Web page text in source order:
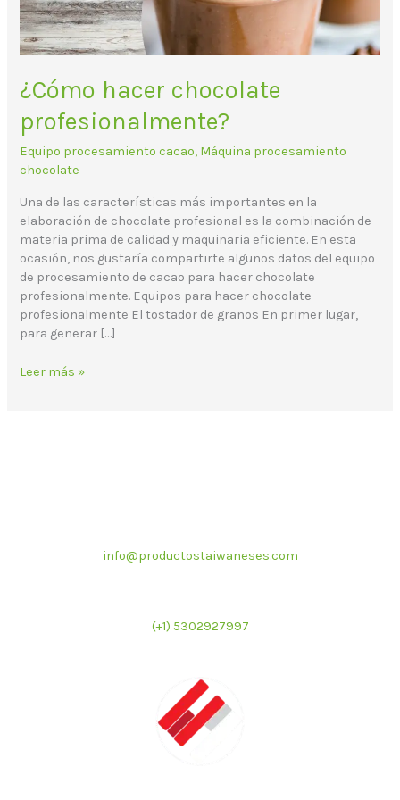
¿Cómo hacer chocolate
profesionalmente?
Equipo procesamiento cacao, Máquina procesamiento
chocolate
Una de las características más importantes en la
elaboración de chocolate profesional es la combinación de
materia prima de calidad y maquinaria eficiente. En esta
ocasión, nos gustaría compartirte algunos datos del equipo
de procesamiento de cacao para hacer chocolate
profesionalmente. Equipos para hacer chocolate
profesionalmente El tostador de granos En primer lugar,
para generar […]
Leer más »
info@productostaiwaneses.com
(+1) 5302927997